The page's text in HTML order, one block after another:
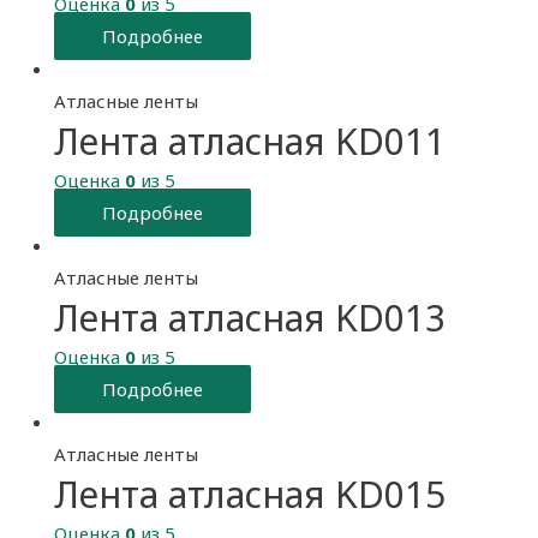
Подробнее
Атласные ленты
Лента атласная KD011
Оценка 0 из 5
Подробнее
Атласные ленты
Лента атласная KD013
Оценка 0 из 5
Подробнее
Атласные ленты
Лента атласная KD015